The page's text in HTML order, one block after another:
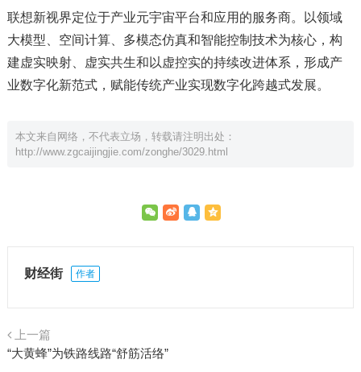
联想新视界定位于产业元宇宙平台和应用的服务商。以领域
大模型、空间计算、多模态仿真和智能控制技术为核心，构
建虚实映射、虚实共生和以虚控实的持续改进体系，形成产
业数字化新范式，赋能传统产业实现数字化跨越式发展。
本文来自网络，不代表立场，转载请注明出处：
http://www.zgcaijingjie.com/zonghe/3029.html
财经街 作者
上一篇
“大黄蜂”为铁路线路“舒筋活络”